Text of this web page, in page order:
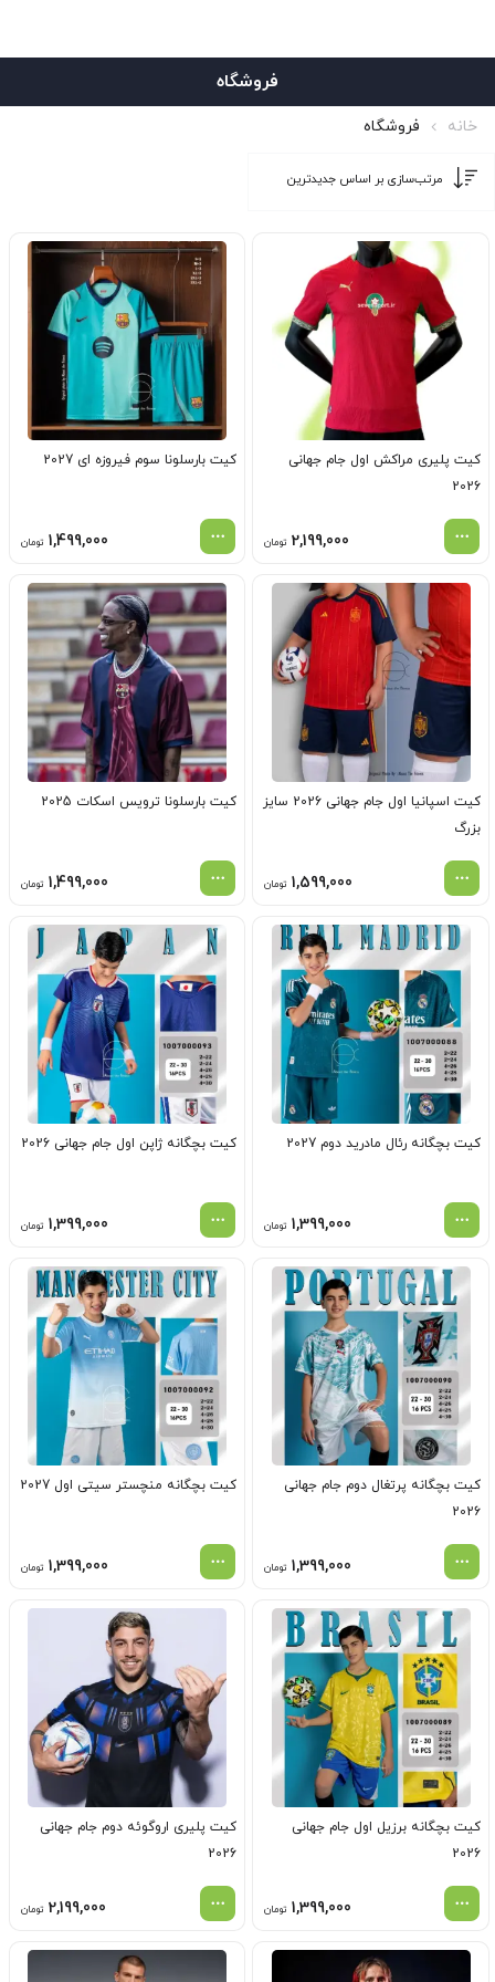
فروشگاه
خانه فروشگاه
کیت پلیری مراکش اول جام جهانی
2026
2,199,000 تومان
کیت بارسلونا سوم فیروزه ای 2027
1,499,000 تومان
کیت اسپانیا اول جام جهانی 2026 سایز
بزرگ
1,599,000 تومان
کیت بارسلونا ترویس اسکات 2025
1,499,000 تومان
کیت بچگانه رئال مادرید دوم 2027
1,399,000 تومان
کیت بچگانه ژاپن اول جام جهانی 2026
1,399,000 تومان
کیت بچگانه پرتغال دوم جام جهانی
2026
1,399,000 تومان
کیت بچگانه منچستر سیتی اول 2027
1,399,000 تومان
کیت بچگانه برزیل اول جام جهانی
2026
1,399,000 تومان
کیت پلیری اروگوئه دوم جام جهانی
2026
2,199,000 تومان